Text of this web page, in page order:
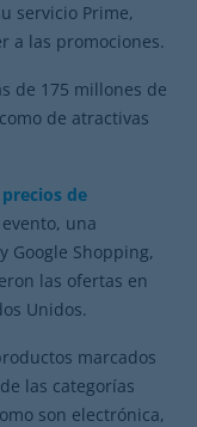
servicio Prime,
a las promociones.
de 175 millones de
de atractivas
de
una
Google Shopping,
las ofertas en
Unidos.
marcados
las categorías
son electrónica,